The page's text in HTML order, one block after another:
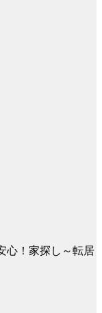
心！家探し～転居